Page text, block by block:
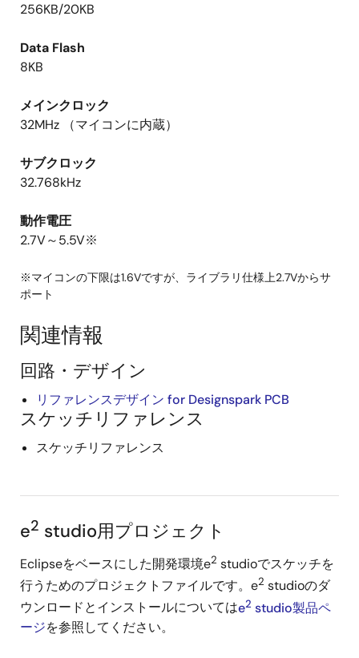
256KB/20KB
Data Flash
8KB
メインクロック
32MHz （マイコンに内蔵）
サブクロック
32.768kHz
動作電圧
2.7V～5.5V※
※マイコンの下限は1.6Vですが、ライブラリ仕様上2.7Vからサ
ポート
関連情報
回路・デザイン
リファレンスデザイン for Designspark PCB
スケッチリファレンス
スケッチリファレンス
e2 studio用プロジェクト
Eclipseをベースにした開発環境e2 studioでスケッチを
行うためのプロジェクトファイルです。e2 studioのダ
ウンロードとインストールについてはe2 studio製品ペ
ージを参照してください。